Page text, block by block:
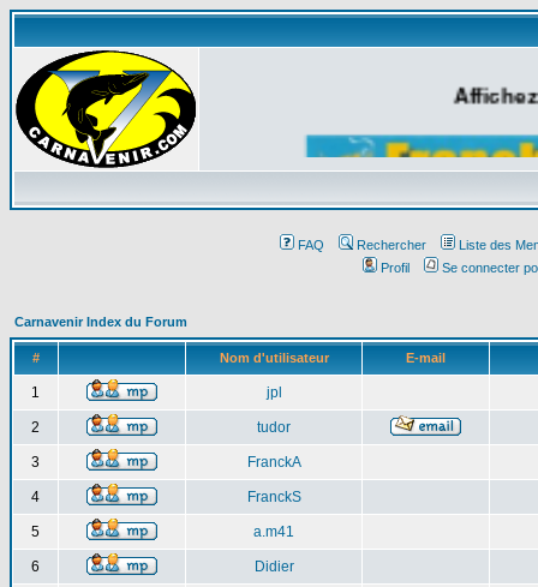
FAQ Rechercher
Liste des
Profil
Se connecter
Carnavenir Index du Forum
# Nom d'utilisateur E-mail
1 jpl
2 tudor
3 FranckA
4 FranckS
5 a.m41
6 Didier